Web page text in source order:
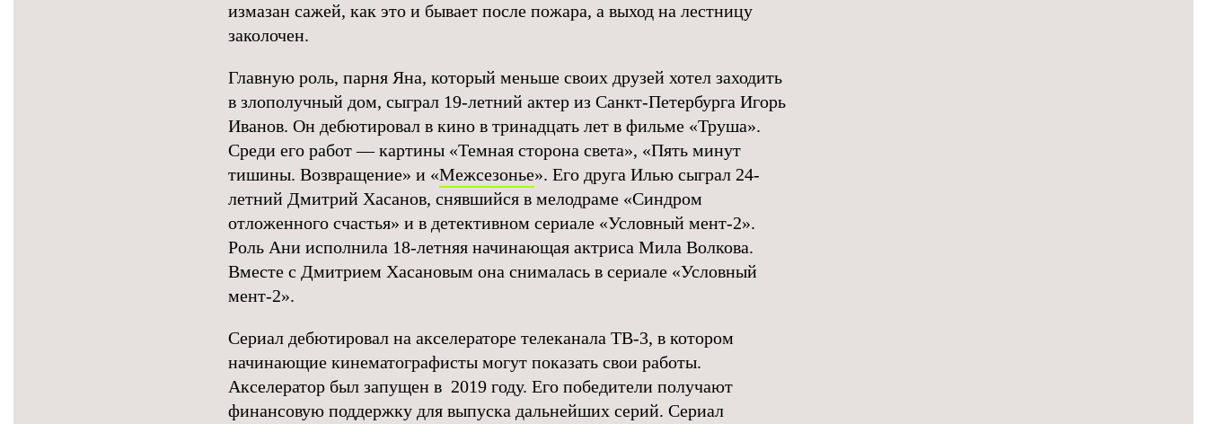
измазан сажей, как это и бывает после пожара, а выход на лестницу
заколочен.
Главную роль, парня Яна, который меньше своих друзей хотел заходить
в злополучный дом, сыграл 19-летний актер из Санкт-Петербурга Игорь
Иванов. Он дебютировал в кино в тринадцать лет в фильме «Труша».
Среди его работ — картины «Темная сторона света», «Пять минут
тишины. Возвращение» и «Межсезонье». Его друга Илью сыграл 24-
летний Дмитрий Хасанов, снявшийся в мелодраме «Синдром
отложенного счастья» и в детективном сериале «Условный мент-2».
Роль Ани исполнила 18-летняя начинающая актриса Мила Волкова.
Вместе с Дмитрием Хасановым она снималась в сериале «Условный
мент-2».
Сериал дебютировал на акселераторе телеканала ТВ-3, в котором
начинающие кинематографисты могут показать свои работы.
Акселератор был запущен в 2019 году. Его победители получают
финансовую поддержку для выпуска дальнейших серий. Сериал